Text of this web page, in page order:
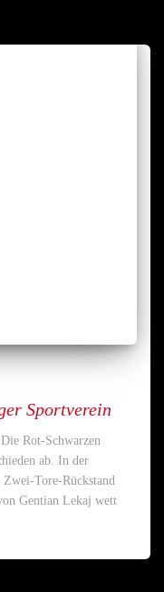
Sportverein
Rot-Schwarzen
ab. In der
Tore-Rückstand
Gentian Lekaj wett